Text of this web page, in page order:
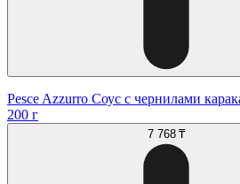
Pesce Azzurro Соус с чернилами
200 г
7 768 ₸